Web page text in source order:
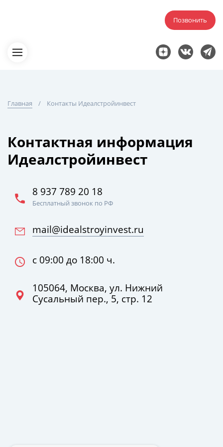
Позвонить
Главная Контакты Идеалстройинвест
Контактная информация
Идеалстройинвест
8 937 789 20 18
Бесплатный звонок по РФ
mail@idealstroyinvest.ru
с 09:00 до 18:00 ч.
105064, Москва, ул. Нижний
Сусальный пер., 5, стр. 12